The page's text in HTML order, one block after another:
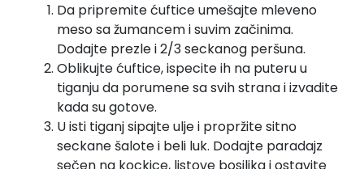
Da pripremite ćuftice umešajte mleveno
meso sa žumancem i suvim začinima.
Dodajte prezle i 2/3 seckanog peršuna.
Oblikujte ćuftice, ispecite ih na puteru u
tiganju da porumene sa svih strana i izvadite
kada su gotove.
U isti tiganj sipajte ulje i propržite sitno
seckane šalote i beli luk. Dodajte paradajz